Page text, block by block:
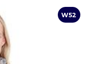
W52